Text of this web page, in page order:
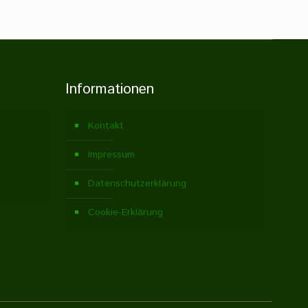
Informationen
Kontakt
Impressum
Datenschutzerklärung
Cookie-Erklärung